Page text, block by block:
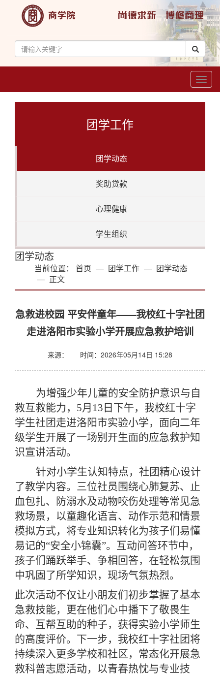
团学工作
团学动态
奖助贷款
心理健康
学生组织
团学动态
当前位置： 首页 团学工作
团学动态
正文
急救进校园 平安伴童年——我校红十字社团
走进洛阳市实验小学开展应急救护培训
来源： 时间：2026年05月14日 15:28
为增强少年儿童的安全防护意识与自
救互救能力， 5月13日下午，我校红十字
学生社团走进洛阳市实验小学，面向二年
级学生开展了一场别开生面的应急救护知
识宣讲活动。
针对小学生认知特点，社团精心设计
了教学内容。三位社员 围绕心肺复苏、止
血包扎、防溺水及动物咬伤处理等常见急
救场景，以童趣化语言、动作示范和情景
模拟方式，将专业知识转化为孩子们易懂
易记的“安全小锦囊”。互动问答环节中，
孩子们踊跃举手、争相回答，在轻松氛围
中巩固了所学知识，现场气氛热烈。
此次活动不仅让小朋友们初步掌握了基本
急救技能，更在他们心中播下了敬畏生
命、互帮互助的种子，获得实验小学师生
的高度评价。 下一步，我校红十字社团将
持续深入更多学校和社区，常态化开展急
救科普志愿活动，以青春热忱与专业技